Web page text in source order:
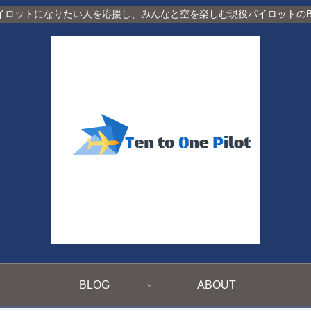
ロットになりたい人を応援し、みんなと空を楽しむ現役パイロットの
BLOG ABOUT